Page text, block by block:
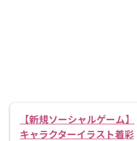
【新規ソーシャルゲーム】
キャラクターイラスト着彩